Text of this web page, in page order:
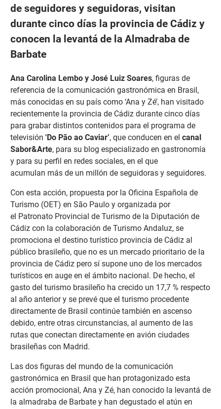
de seguidores y seguidoras, visitan
durante cinco días la provincia de Cádiz y
conocen la levantá de la Almadraba de
Barbate
Ana Carolina Lembo y José Luiz Soares, figuras de
referencia de la comunicación gastronómica en Brasil,
más conocidas en su país como ‘Ana y Zé’, han visitado
recientemente la provincia de Cádiz durante cinco días
para grabar distintos contenidos para el programa de
televisión 'Do Pão ao Caviar’, que conducen en el canal
Sabor&Arte, para su blog especializado en gastronomía
y para su perfil en redes sociales, en el que
acumulan más de un millón de seguidoras y seguidores.
Con esta acción, propuesta por la Oficina Española de
Turismo (OET) en São Paulo y organizada por
el Patronato Provincial de Turismo de la Diputación de
Cádiz con la colaboración de Turismo Andaluz, se
promociona el destino turístico provincia de Cádiz al
público brasileño, que no es un mercado prioritario de la
provincia de Cádiz pero sí supone uno de los mercados
turísticos en auge en el ámbito nacional. De hecho, el
gasto del turismo brasileño ha crecido un 17,7 % respecto
al año anterior y se prevé que el turismo procedente
directamente de Brasil continúe también en ascenso
debido, entre otras circunstancias, al aumento de las
rutas que conectan directamente en avión ciudades
brasileñas con Madrid.
Las dos figuras del mundo de la comunicación
gastronómica en Brasil que han protagonizado esta
acción promocional, Ana y Zé, han conocido la levantá de
la almadraba de Barbate y han degustado el atún en